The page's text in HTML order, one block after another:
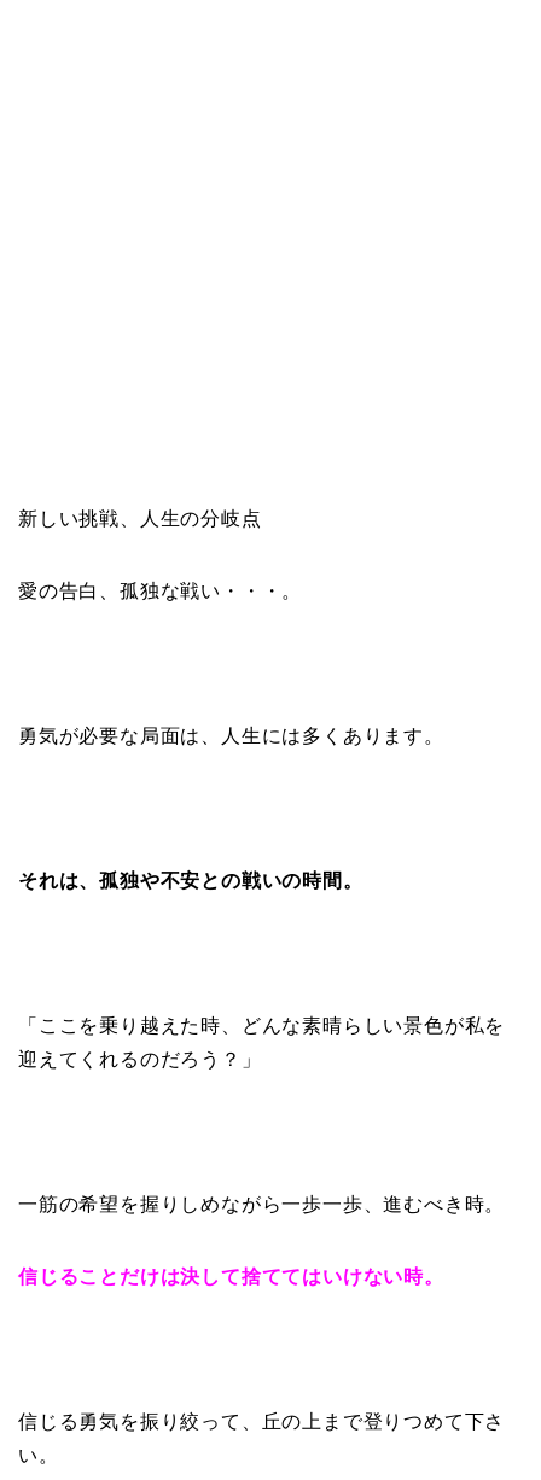
新しい挑戦、人生の分岐点
愛の告白、孤独な戦い・・・。
勇気が必要な局面は、人生には多くあります。
それは、孤独や不安との戦いの時間。
「ここを乗り越えた時、どんな素晴らしい景色が私を
迎えてくれるのだろう？」
一筋の希望を握りしめながら一歩一歩、進むべき時。
信じることだけは決して捨ててはいけない時。
信じる勇気を振り絞って、丘の上まで登りつめて下さ
い。